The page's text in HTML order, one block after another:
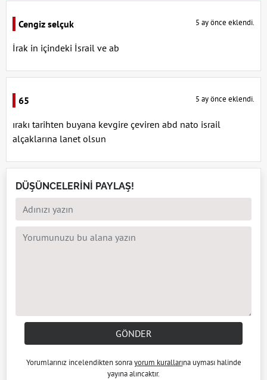
Cengiz selçuk 5 ay önce eklendi.
İrak in içindeki İsrail ve ab
65 5 ay önce eklendi.
ırakı tarihten buyana kevgire çeviren abd nato israil
alçaklarına lanet olsun
DÜŞÜNCELERİNİ PAYLAŞ!
GÖNDER
Yorumlarınız incelendikten sonrayorum kurallarına uyması halinde
yayına alıncaktır.